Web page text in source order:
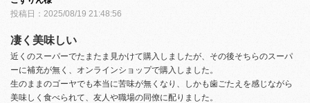
投稿日： 2025/08/19 21:48:56
凄く美味しい
近くのスーパーでたまたま見かけて購入しましたが、その後そちらのスーパ
ーに補充が無く、オンラインショップで購入しました。
生のままのゴーヤでも本当に苦味が無くなり、しかも歯ごたえを感じながら
美味しく食べられて、友人や職場の同僚に配りました。